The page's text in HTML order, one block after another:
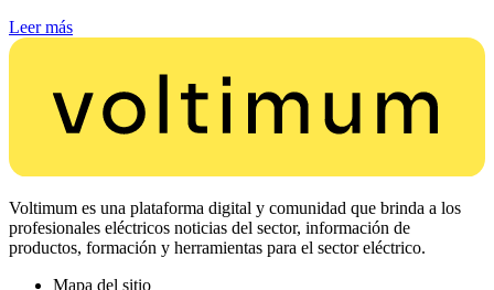
Leer más
Voltimum es una plataforma digital y comunidad que brinda a los
profesionales eléctricos noticias del sector, información de
productos, formación y herramientas para el sector eléctrico.
Mapa del sitio